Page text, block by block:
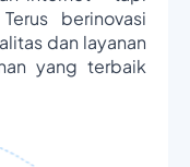
berinovasi
dan layanan
yang terbaik